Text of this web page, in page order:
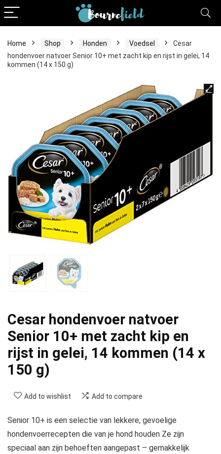
Home Shop Honden Voedsel
Cesar
hondenvoer natvoer Senior 10+ met zacht kip en rijst in gelei, 14
kommen (14 x 150 g)
Cesar hondenvoer natvoer
Senior 10+ met zacht kip en
rijst in gelei, 14 kommen (14 x
150 g)
Add to wishlist Add to compare
Senior 10+ is een selectie van lekkere, gevoelige
hondenvoerrecepten die van je hond houden Ze zijn
speciaal aan zijn behoeften aangepast – gemakkelijk